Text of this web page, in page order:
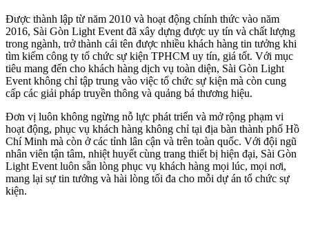
Được thành lập từ năm 2010 và hoạt động chính thức vào năm
2016, Sài Gòn Light Event đã xây dựng được uy tín và chất lượng
trong ngành, trở thành cái tên được nhiều khách hàng tin tưởng khi
tìm kiếm công ty tổ chức sự kiện TPHCM uy tín, giá tốt. Với mục
tiêu mang đến cho khách hàng dịch vụ toàn diện, Sài Gòn Light
Event không chỉ tập trung vào việc tổ chức sự kiện mà còn cung
cấp các giải pháp truyền thông và quảng bá thương hiệu.
Đơn vị luôn không ngừng nỗ lực phát triển và mở rộng phạm vi
hoạt động, phục vụ khách hàng không chỉ tại địa bàn thành phố Hồ
Chí Minh mà còn ở các tỉnh lân cận và trên toàn quốc. Với đội ngũ
nhân viên tận tâm, nhiệt huyết cùng trang thiết bị hiện đại, Sài Gòn
Light Event luôn sẵn lòng phục vụ khách hàng mọi lúc, mọi nơi,
mang lại sự tin tưởng và hài lòng tối đa cho mỗi dự án tổ chức sự
kiện.